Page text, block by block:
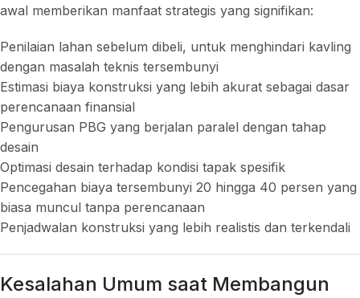
awal memberikan manfaat strategis yang signifikan:
Penilaian lahan sebelum dibeli, untuk menghindari kavling
dengan masalah teknis tersembunyi
Estimasi biaya konstruksi yang lebih akurat sebagai dasar
perencanaan finansial
Pengurusan PBG yang berjalan paralel dengan tahap
desain
Optimasi desain terhadap kondisi tapak spesifik
Pencegahan biaya tersembunyi 20 hingga 40 persen yang
biasa muncul tanpa perencanaan
Penjadwalan konstruksi yang lebih realistis dan terkendali
Kesalahan Umum saat Membangun